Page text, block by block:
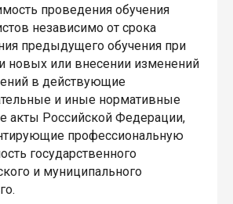
проведения обучения
независимо от срока
предыдущего обучения при
новых или внесении изменений
в действующие
и иные нормативные
акты Российской Федерации,
профессиональную
государственного
и муниципального